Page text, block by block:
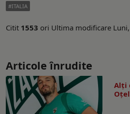
ITALIA
Citit 1553 ori Ultima modificare
Articole înrudite
Alți